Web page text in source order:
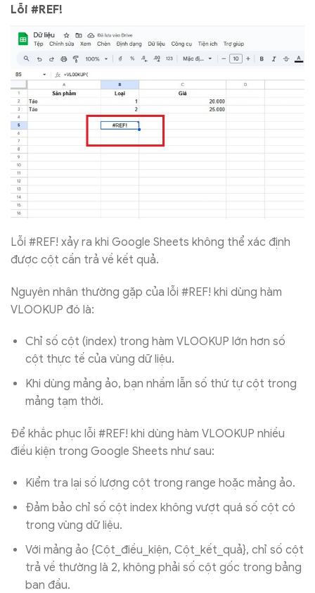
Lỗi #REF!
Lỗi #REF! xảy ra khi Google Sheets không thể xác định
được cột cần trả về kết quả.
Nguyên nhân thường gặp của lỗi #REF! khi dùng hàm
VLOOKUP đó là:
Chỉ số cột (index) trong hàm VLOOKUP lớn hơn số
cột thực tế của vùng dữ liệu.
Khi dùng mảng ảo, bạn nhầm lẫn số thứ tự cột trong
mảng tạm thời.
Để khắc phục lỗi #REF! khi dùng hàm VLOOKUP nhiều
điều kiện trong Google Sheets như sau:
Kiểm tra lại số lượng cột trong range hoặc mảng ảo.
Đảm bảo chỉ số cột index không vượt quá số cột có
trong vùng dữ liệu.
Với mảng ảo {Cột_điều_kiện, Cột_kết_quả}, chỉ số cột
trả về thường là 2, không phải số cột gốc trong bảng
ban đầu.